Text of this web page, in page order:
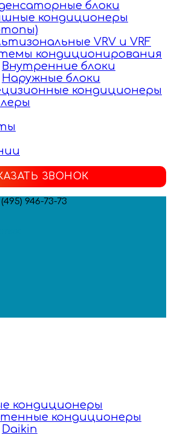
блоки
кондиционеры
VRV и VRF
кондиционирования
Внутренние блоки
Наружные блоки
кондиционеры
ЗВОНОК
946-73-73
кондиционеры
кондиционеры
Daikin